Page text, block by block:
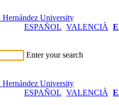
ESPAÑOL VALENCIÀ
Enter your search
ESPAÑOL VALENCIÀ